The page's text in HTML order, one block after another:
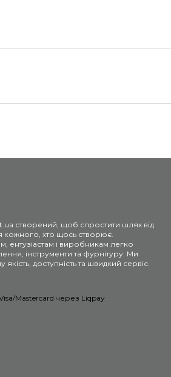
створений, щоб спростити шлях від
кожного, хто щось створює.
ентузіастам і виробникам легко
інструменти та фурнітуру. Ми
доступність та швидкий сервіс.